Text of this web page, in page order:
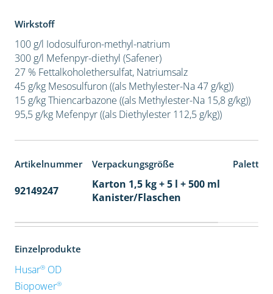
Wirkstoff
100 g/l Iodosulfuron-methyl-natrium
300 g/l Mefenpyr-diethyl (Safener)
27 % Fettalkoholethersulfat, Natriumsalz
45 g/kg Mesosulfuron ((als Methylester-Na 47 g/kg))
15 g/kg Thiencarbazone ((als Methylester-Na 15,8 g/kg))
95,5 g/kg Mefenpyr ((als Diethylester 112,5 g/kg))
Artikelnummer Verpackungsgröße
92149247
Karton 1,5 kg + 5 l + 500 ml
Kanister/Flaschen
Einzelprodukte
Husar®OD
Biopower®